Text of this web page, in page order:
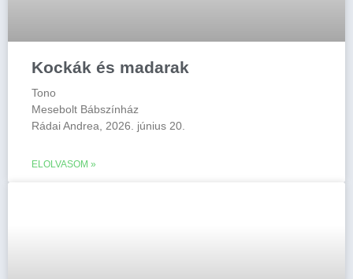
Kockák és madarak
Tono
Mesebolt Bábszínház
Rádai Andrea, 2026. június 20.
ELOLVASOM »